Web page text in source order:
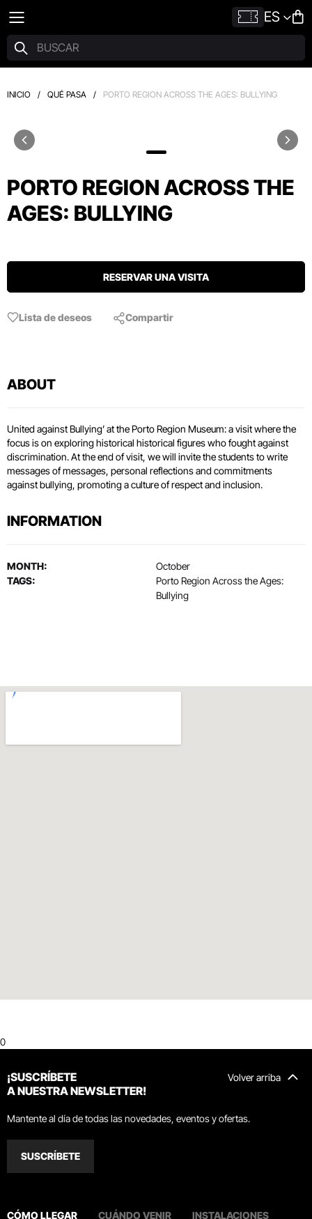
ES
INICIO / QUÉ PASA / PORTO REGION ACROSS THE AGES: BULLYING
PORTO REGION ACROSS THE
AGES: BULLYING
RESERVAR UNA VISITA
Lista de deseos Compartir
ABOUT
United against Bullying’ at the Porto Region Museum: a visit where the
focus is on exploring historical historical figures who fought against
discrimination. At the end of visit, we will invite the students to write
messages of messages, personal reflections and commitments
against bullying, promoting a culture of respect and inclusion.
INFORMATION
MONTH:
October
TAGS:
Porto Region Across the Ages:
Bullying
0
Volver arriba
¡SUSCRÍBETE
A NUESTRA NEWSLETTER!
Mantente al día de todas las novedades, eventos y ofertas.
SUSCRÍBETE
CÓMO LLEGAR CUÁNDO VENIR INSTALACIONES